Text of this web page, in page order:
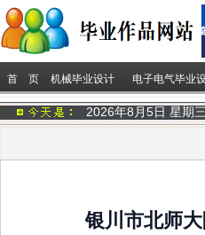
首 页 机械毕业设计 电子电气毕业
2026年8月5日 星期三
银川市北师